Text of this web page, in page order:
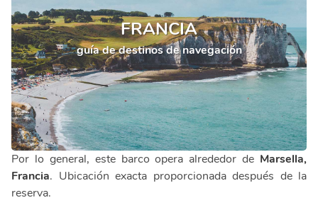
FRANCIA
guía de destinos de navegación
Por lo general, este barco opera alrededor de Marsella,
Francia. Ubicación exacta proporcionada después de la
reserva.